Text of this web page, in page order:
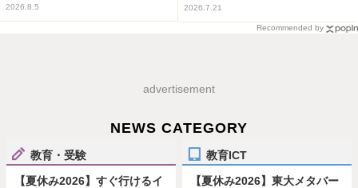
2026.8.5 2026.7.21
Recommended by
advertisement
NEWS CATEGORY
教育・受験
【夏休み2026】すぐ行けるイ
教育ICT
【夏休み2026】東大メタバー